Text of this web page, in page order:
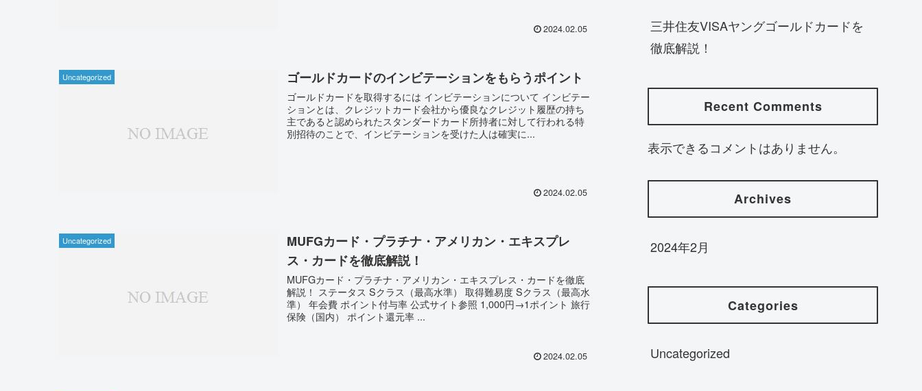
2024.02.05
Uncategorized ゴールドカードのインビテーションをもらうポイント
ゴールドカードを取得するには インビテーションについて インビテー
ションとは、クレジットカード会社から優良なクレジット履歴の持ち
主であると認められたスタンダードカード所持者に対して行われる特
別招待のことで、インビテーションを受けた人は確実に...
2024.02.05
Uncategorized
MUFGカード・プラチナ・アメリカン・エキスプレ
ス・カードを徹底解説！
MUFGカード・プラチナ・アメリカン・エキスプレス・カードを徹底
解説！ ステータス Sクラス（最高水準） 取得難易度 Sクラス（最高水
準） 年会費 ポイント付与率 公式サイト参照 1,000円→1ポイント 旅行
保険（国内） ポイント還元率 ...
2024.02.05
三井住友VISAヤングゴールドカードを
徹底解説！
Recent Comments
表示できるコメントはありません。
Archives
2024年2月
Categories
Uncategorized